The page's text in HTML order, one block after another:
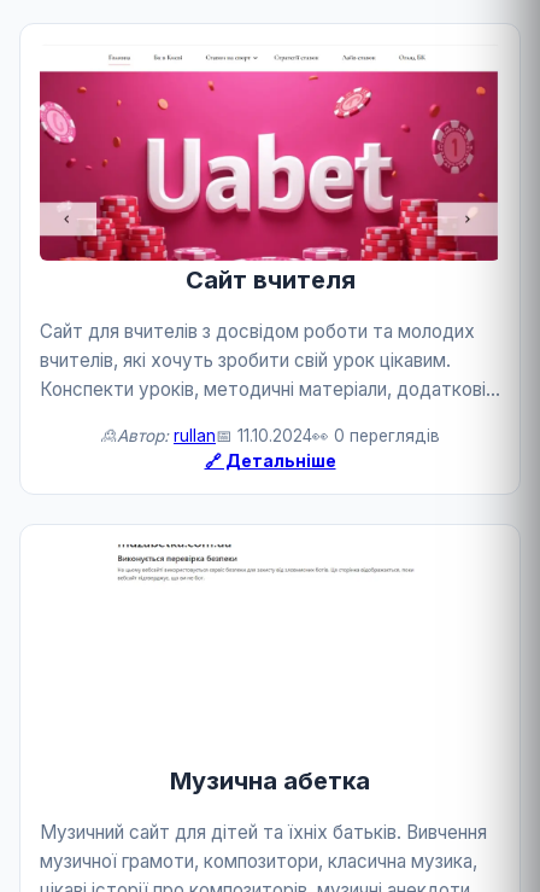
Сайт вчителя
Сайт для вчителів з досвідом роботи та молодих
вчителів, які хочуть зробити свій урок цікавим.
Конспекти уроків, методичні матеріали, додаткові
розваги.🙎Автор: rullan📅 11.10.2024👀 0 переглядів
🔗 Детальніше
Музична абетка
Музичний сайт для дітей та їхніх батьків. Вивчення
музичної грамоти, композитори, класична музика,